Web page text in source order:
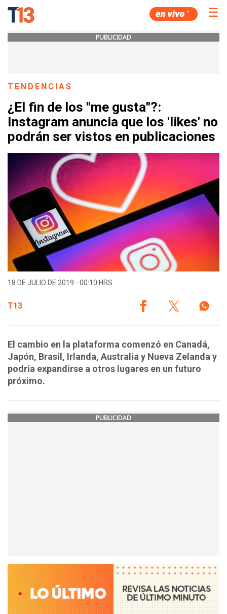
☰
PUBLICIDAD
TENDENCIAS
¿El fin de los "me gusta"?:
Instagram anuncia que los 'likes' no
podrán ser vistos en publicaciones
18 DE JULIO DE 2019 - 00:10 HRS.
T13
El cambio en la plataforma comenzó en Canadá,
Japón, Brasil, Irlanda, Australia y Nueva Zelanda y
podría expandirse a otros lugares en un futuro
próximo.
PUBLICIDAD